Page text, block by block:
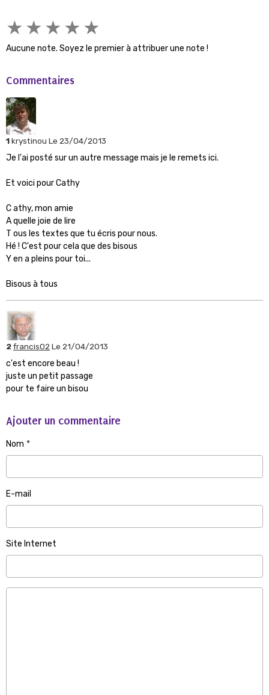
★ ★ ★ ★ ★
Aucune note. Soyez le premier à attribuer une note !
Commentaires
1krystinou Le 23/04/2013
Je l'ai posté sur un autre message mais je le remets ici.
Et voici pour Cathy
C athy, mon amie
A quelle joie de lire
T ous les textes que tu écris pour nous.
Hé ! C'est pour cela que des bisous
Y en a pleins pour toi...
Bisous à tous
2francis02 Le 21/04/2013
c'est encore beau !
juste un petit passage
pour te faire un bisou
Ajouter un commentaire
Nom
E-mail
Site Internet